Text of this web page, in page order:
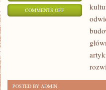
COMMENTS OFFON
POSTED BY ADMIN